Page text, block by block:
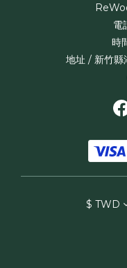
電
時
地址 / 新竹縣
$ TWD